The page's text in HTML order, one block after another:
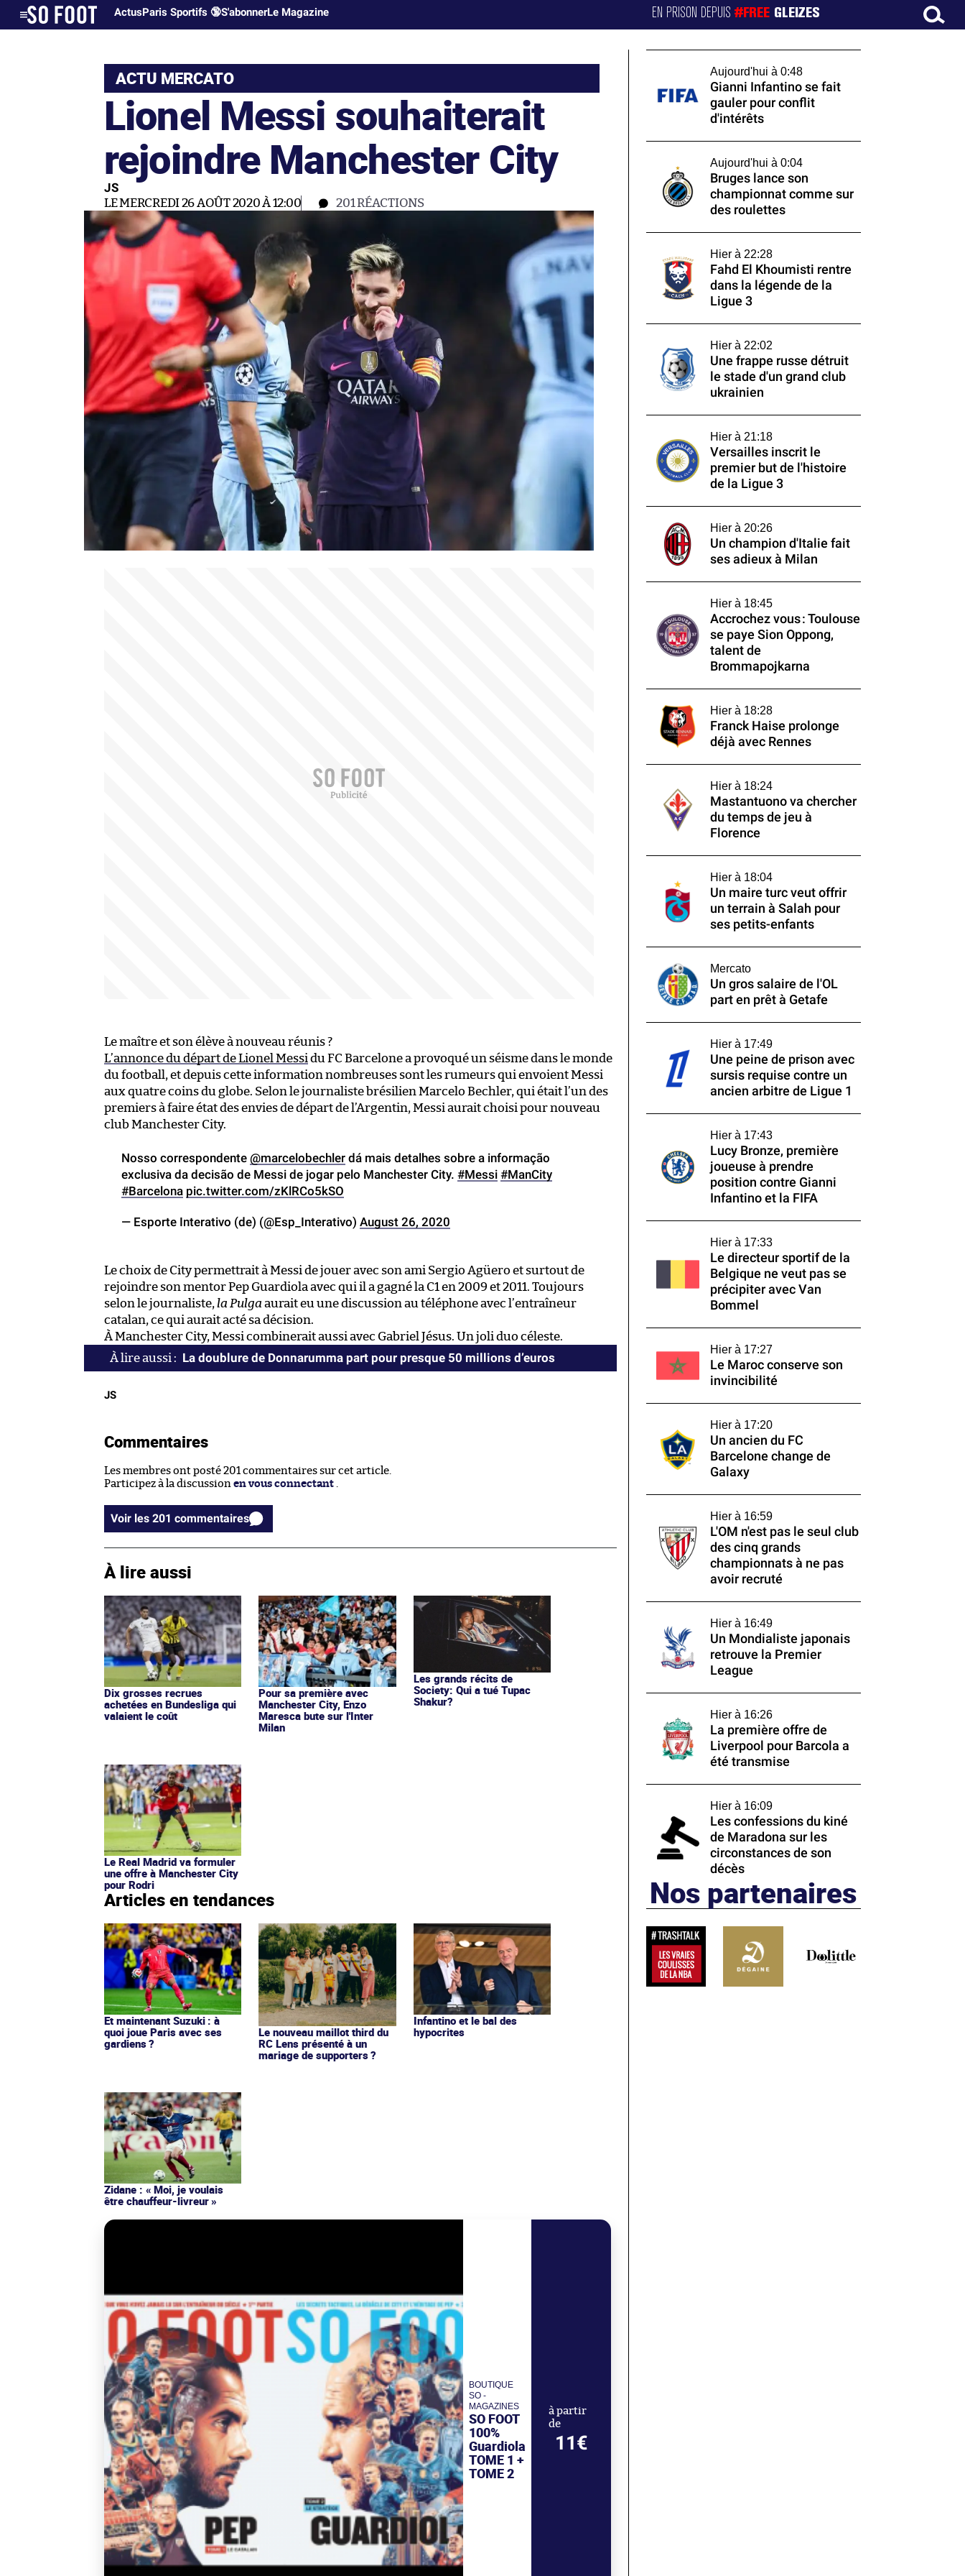
ActusParis Sportifs 🔞S'abonnerLe Magazine EN PRISON DEPUIS#FREE GLEIZES
ACTU MERCATO
Lionel Messi souhaiterait
rejoindre Manchester City
JS
LE MERCREDI 26 AOÛT 2020 À 12:00 201RÉACTIONS
Le maître et son élève à nouveau réunis ?
L’annonce du départ de Lionel Messi du FC Barcelone a provoqué un séisme dans le monde
du football, et depuis cette information nombreuses sont les rumeurs qui envoient Messi
aux quatre coins du globe. Selon le journaliste brésilien Marcelo Bechler, qui était l’un des
premiers à faire état des envies de départ de l’Argentin, Messi aurait choisi pour nouveau
club Manchester City.
Nosso correspondente @marcelobechler dá mais detalhes sobre a informação
exclusiva da decisão de Messi de jogar pelo Manchester City. #Messi #ManCity
#Barcelona pic.twitter.com/zKlRCo5kSO
— Esporte Interativo (de) (@Esp_Interativo) August 26, 2020
Le choix de City permettrait à Messi de jouer avec son ami Sergio Agüero et surtout de
rejoindre son mentor Pep Guardiola avec qui il a gagné la C1 en 2009 et 2011. Toujours
selon le journaliste, la Pulga aurait eu une discussion au téléphone avec l’entraîneur
catalan, ce qui aurait acté sa décision.
À Manchester City, Messi combinerait aussi avec Gabriel Jésus. Un joli duo céleste.
La doublure de Donnarumma part pour presque 50 millions d’euros
JS
Commentaires
Les membres ont posté 201 commentaires sur cet article.
Participez à la discussion en vous connectant .
Voir les 201 commentaires
À lire aussi
Dix grosses recrues
achetées en Bundesliga qui
valaient le coût
Pour sa première avec
Manchester City, Enzo
Maresca bute sur l'Inter
Milan
Les grands récits de
Society: Qui a tué Tupac
Shakur?
Le Real Madrid va formuler
une offre à Manchester City
pour Rodri
Articles en tendances
Et maintenant Suzuki : à
quoi joue Paris avec ses
gardiens ?
Le nouveau maillot third du
RC Lens présenté à un
mariage de supporters ?
Infantino et le bal des
hypocrites
Zidane : « Moi, je voulais
être chauffeur-livreur »
BOUTIQUE
SO -
MAGAZINES
SO FOOT
100%
Guardiola
TOME 1 +
TOME 2
à partir
de
11€
Aujourd'hui à 0:48
Gianni Infantino se fait
gauler pour conflit
d'intérêts
Aujourd'hui à 0:04
Bruges lance son
championnat comme sur
des roulettes
Hier à 22:28
Fahd El Khoumisti rentre
dans la légende de la
Ligue 3
Hier à 22:02
Une frappe russe détruit
le stade d'un grand club
ukrainien
Hier à 21:18
Versailles inscrit le
premier but de l'histoire
de la Ligue 3
Hier à 20:26
Un champion d'Italie fait
ses adieux à Milan
Hier à 18:45
Accrochez vous : Toulouse
se paye Sion Oppong,
talent de
Brommapojkarna
Hier à 18:28
Franck Haise prolonge
déjà avec Rennes
Hier à 18:24
Mastantuono va chercher
du temps de jeu à
Florence
Hier à 18:04
Un maire turc veut offrir
un terrain à Salah pour
ses petits-enfants
Mercato
Un gros salaire de l'OL
part en prêt à Getafe
Hier à 17:49
Une peine de prison avec
sursis requise contre un
ancien arbitre de Ligue 1
Hier à 17:43
Lucy Bronze, première
joueuse à prendre
position contre Gianni
Infantino et la FIFA
Hier à 17:33
Le directeur sportif de la
Belgique ne veut pas se
précipiter avec Van
Bommel
Hier à 17:27
Le Maroc conserve son
invincibilité
Hier à 17:20
Un ancien du FC
Barcelone change de
Galaxy
Hier à 16:59
L'OM n'est pas le seul club
des cinq grands
championnats à ne pas
avoir recruté
Hier à 16:49
Un Mondialiste japonais
retrouve la Premier
League
Hier à 16:26
La première offre de
Liverpool pour Barcola a
été transmise
Hier à 16:09
Les confessions du kiné
de Maradona sur les
circonstances de son
décès
Nos partenaires